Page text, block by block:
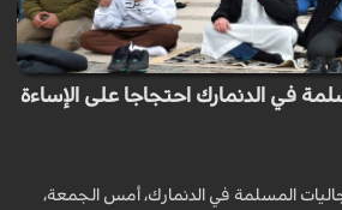
في الدنمارك احتجاجا على الإساءة
الجاليات المسلمة في الدنمارك، أمس الجمعة،